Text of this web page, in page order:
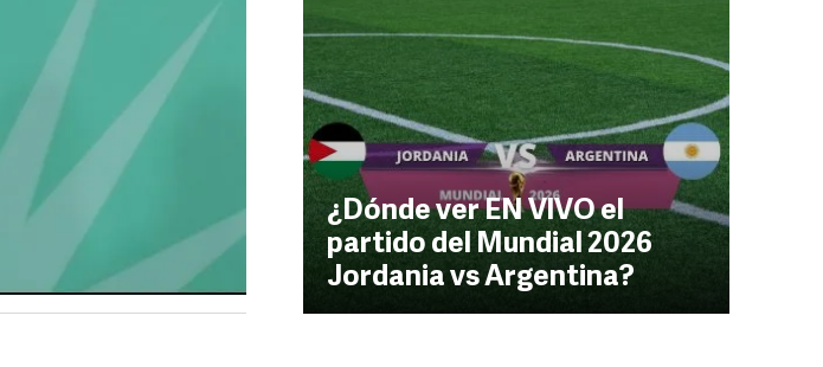
¿Dónde ver EN VIVO el
partido del Mundial 2026
Jordania vs Argentina?